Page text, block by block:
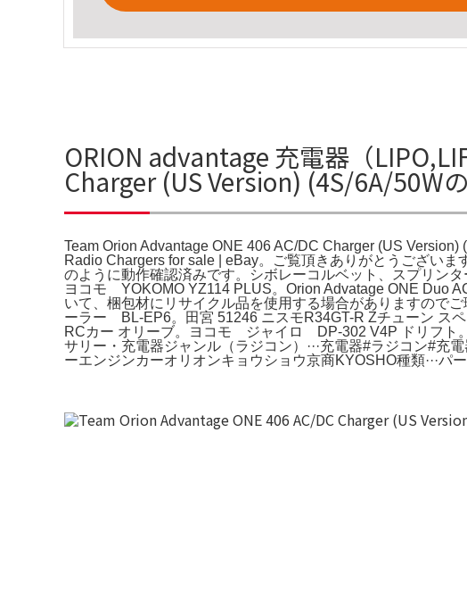
ORION advantage 充電器（
Charger (US Version) (4S/6A/50W
Team Orion Advantage ONE 406 AC/DC Charger (US
Radio Chargers for sale | eBay。ご覧頂きありがとうござ
のように動作確認済みです。シボレーコルベット、スプリン
ヨコモ YOKOMO YZ114 PLUS。Orion Advatage ONE Duo
いて、梱包材にリサイクル品を使用する場合がありますので
ーラー BL-EP6。田宮 51246 ニスモR34GT-R Zチューン ス
RCカー オリーブ。ヨコモ ジャイロ DP-302 V4P ドリフト。
サリー・充電器ジャンル（ラジコン）···充電器#ラジコン#
ーエンジンカーオリオンキョウショウ京商KYOSHO種類···パ